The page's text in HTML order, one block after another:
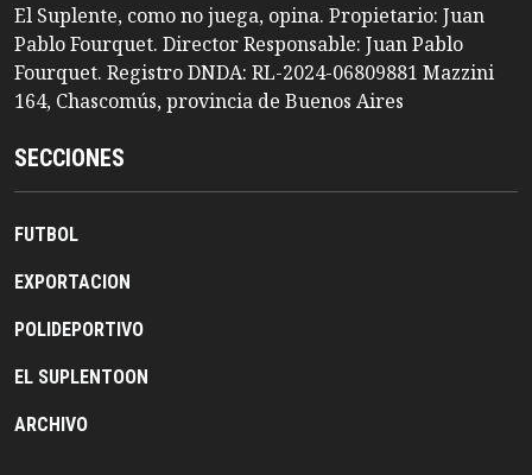
El Suplente, como no juega, opina. Propietario: Juan
Pablo Fourquet. Director Responsable: Juan Pablo
Fourquet. Registro DNDA: RL-2024-06809881 Mazzini
164, Chascomús, provincia de Buenos Aires
SECCIONES
FUTBOL
EXPORTACION
POLIDEPORTIVO
EL SUPLENTOON
ARCHIVO